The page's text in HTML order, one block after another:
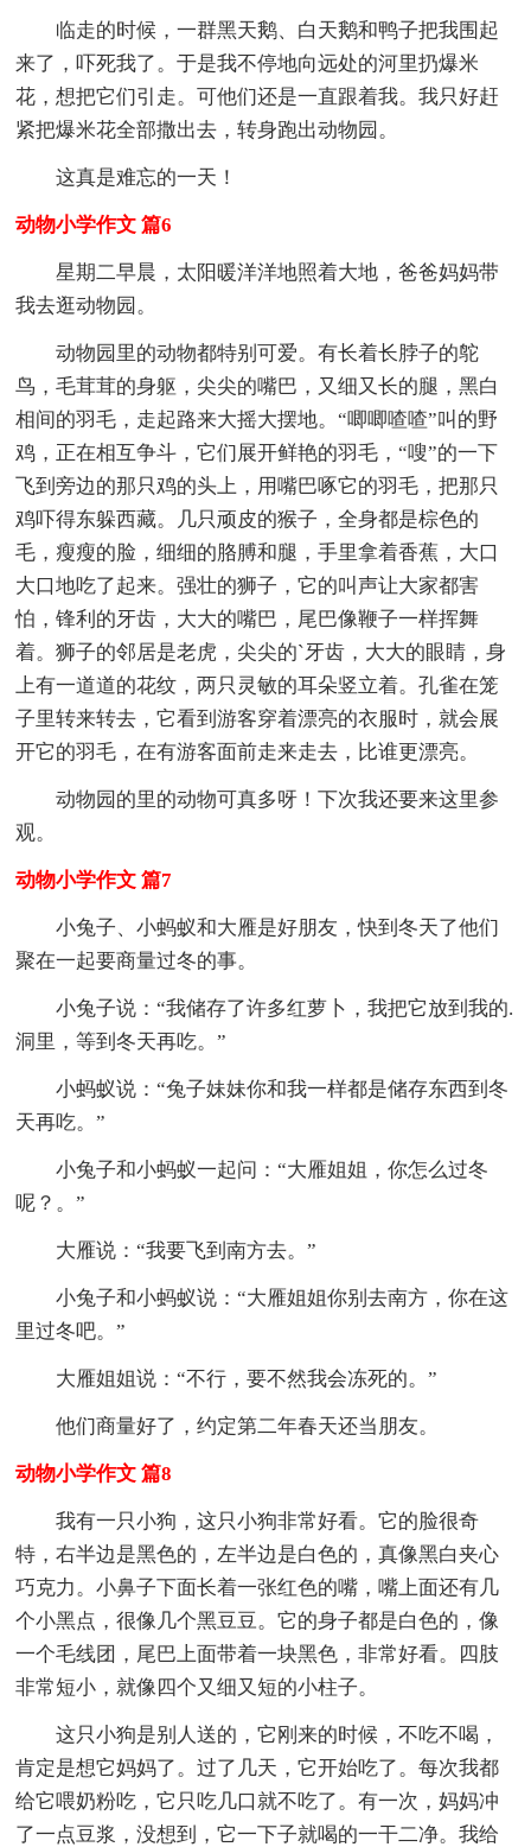
临走的时候，一群黑天鹅、白天鹅和鸭子把我围起
来了，吓死我了。于是我不停地向远处的河里扔爆米
花，想把它们引走。可他们还是一直跟着我。我只好赶
紧把爆米花全部撒出去，转身跑出动物园。
这真是难忘的一天！
动物小学作文 篇6
星期二早晨，太阳暖洋洋地照着大地，爸爸妈妈带
我去逛动物园。
动物园里的动物都特别可爱。有长着长脖子的鸵
鸟，毛茸茸的身躯，尖尖的嘴巴，又细又长的腿，黑白
相间的羽毛，走起路来大摇大摆地。“唧唧喳喳”叫的野
鸡，正在相互争斗，它们展开鲜艳的羽毛，“嗖”的一下
飞到旁边的那只鸡的头上，用嘴巴啄它的羽毛，把那只
鸡吓得东躲西藏。几只顽皮的猴子，全身都是棕色的
毛，瘦瘦的脸，细细的胳膊和腿，手里拿着香蕉，大口
大口地吃了起来。强壮的狮子，它的叫声让大家都害
怕，锋利的牙齿，大大的嘴巴，尾巴像鞭子一样挥舞
着。狮子的邻居是老虎，尖尖的`牙齿，大大的眼睛，身
上有一道道的花纹，两只灵敏的耳朵竖立着。孔雀在笼
子里转来转去，它看到游客穿着漂亮的衣服时，就会展
开它的羽毛，在有游客面前走来走去，比谁更漂亮。
动物园的里的动物可真多呀！下次我还要来这里参
观。
动物小学作文 篇7
小兔子、小蚂蚁和大雁是好朋友，快到冬天了他们
聚在一起要商量过冬的事。
小兔子说：“我储存了许多红萝卜，我把它放到我的.
洞里，等到冬天再吃。”
小蚂蚁说：“兔子妹妹你和我一样都是储存东西到冬
天再吃。”
小兔子和小蚂蚁一起问：“大雁姐姐，你怎么过冬
呢？。”
大雁说：“我要飞到南方去。”
小兔子和小蚂蚁说：“大雁姐姐你别去南方，你在这
里过冬吧。”
大雁姐姐说：“不行，要不然我会冻死的。”
他们商量好了，约定第二年春天还当朋友。
动物小学作文 篇8
我有一只小狗，这只小狗非常好看。它的脸很奇
特，右半边是黑色的，左半边是白色的，真像黑白夹心
巧克力。小鼻子下面长着一张红色的嘴，嘴上面还有几
个小黑点，很像几个黑豆豆。它的身子都是白色的，像
一个毛线团，尾巴上面带着一块黑色，非常好看。四肢
非常短小，就像四个又细又短的小柱子。
这只小狗是别人送的，它刚来的时候，不吃不喝，
肯定是想它妈妈了。过了几天，它开始吃了。每次我都
给它喂奶粉吃，它只吃几口就不吃了。有一次，妈妈冲
了一点豆浆，没想到，它一下子就喝的一干二净。我给